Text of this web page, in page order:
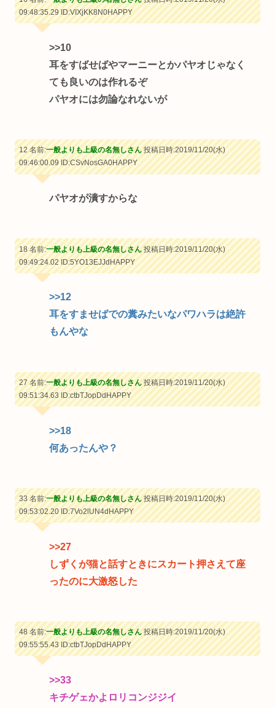
09:48:35.29ID:VIXjKK8N0HAPPY
>>10
耳をすばせばやマーニーとかパヤオじゃなく
ても良いのは作れるぞ
パヤオには勿論なれないが
12 名前:一般よりも上級の名無しさん投稿日時:2019/11/20(水)
09:46:00.09ID:CSvNosGA0HAPPY
パヤオが潰すからな
18 名前:一般よりも上級の名無しさん投稿日時:2019/11/20(水)
09:49:24.02ID:5YO13EJJdHAPPY
>>12
耳をすませばでの糞みたいなパワハラは絶許
もんやな
27 名前:一般よりも上級の名無しさん投稿日時:2019/11/20(水)
09:51:34.63ID:ctbTJopDdHAPPY
>>18
何あったんや？
33 名前:一般よりも上級の名無しさん投稿日時:2019/11/20(水)
09:53:02.20ID:7Vo2lUN4dHAPPY
>>27
しずくが猫と話すときにスカート押さえて座
ったのに大激怒した
48 名前:一般よりも上級の名無しさん投稿日時:2019/11/20(水)
09:55:55.43ID:ctbTJopDdHAPPY
>>33
キチゲェかよロリコンジジイ